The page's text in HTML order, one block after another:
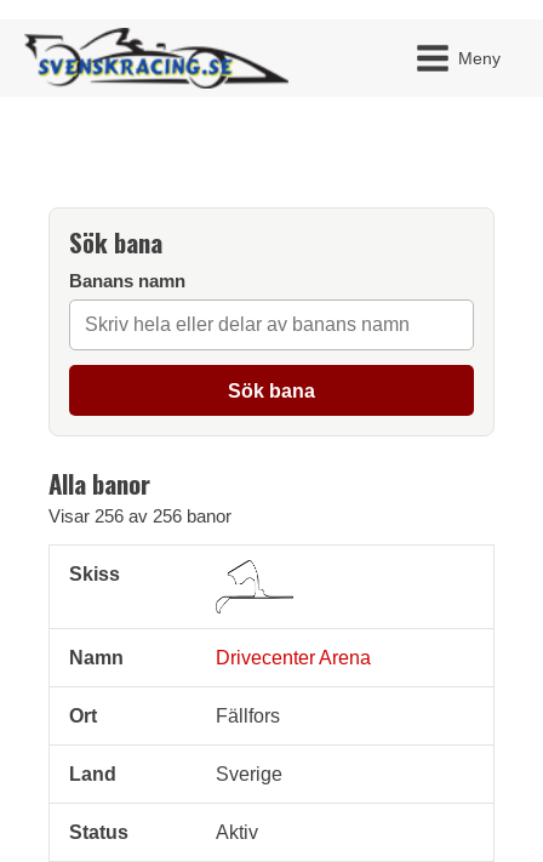
Meny
Sök bana
Banans namn
Sök bana
Alla banor
Visar 256 av 256 banor
Skiss Ort
Drivecenter Arena
Fällfors
Sverige
Aktiv